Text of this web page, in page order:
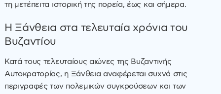
τη μετέπειτα ιστορική της πορεία, έως και σήμερα.
Η Ξάνθεια στα τελευταία χρόνια του
Βυζαντίου
Κατά τους τελευταίους αιώνες της Βυζαντινής
Αυτοκρατορίας, η Ξάνθεια αναφέρεται συχνά στις
περιγραφές των πολεμικών συγκρούσεων και των